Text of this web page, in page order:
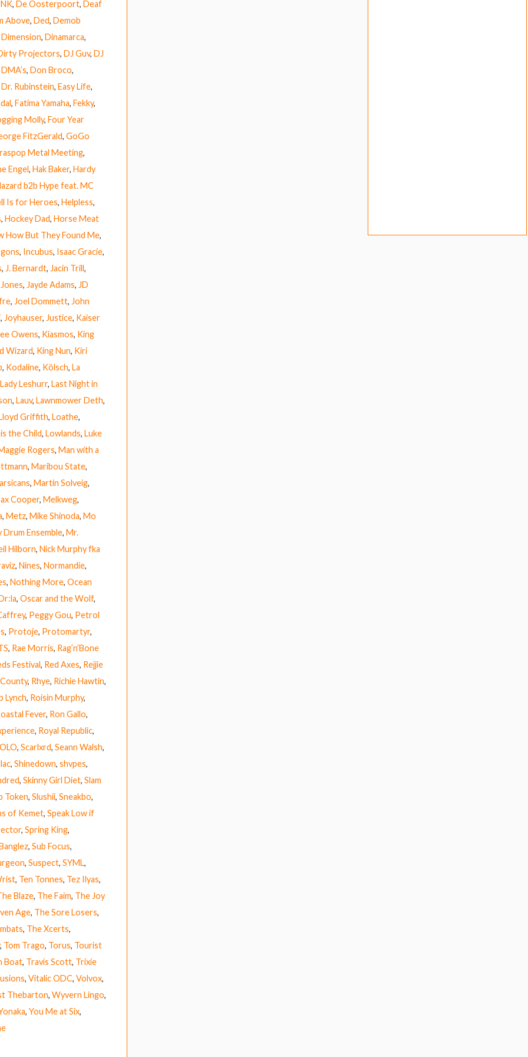
, De Oosterpoort, Deaf
Above, Ded, Demob
Dimension, Dinamarca,
Projectors, DJ Guv, DJ
DMA’s, Don Broco,
Dr. Rubinstein, Easy Life,
, Fatima Yamaha, Fekky,
Molly, Four Year
FitzGerald, GoGo
Metal Meeting,
Engel, Hak Baker, Hardy
b2b Hype feat. MC
Is for Heroes, Helpless,
, Hockey Dad, Horse Meat
How But They Found Me,
, Incubus, Isaac Gracie,
, J. Bernardt, Jacin Trill,
, Jayde Adams, JD
, Joel Dommett, John
, Joyhauser, Justice, Kaiser
Owens, Kiasmos, King
Wizard, King Nun, Kiri
, Kodaline, Kölsch, La
Lady Leshurr, Last Night in
, Lauv, Lawnmower Deth,
Griffith, Loathe,
the Child, Lowlands, Luke
Rogers, Man with a
, Maribou State,
, Martin Solveig,
Cooper, Melkweg,
, Metz, Mike Shinoda, Mo
Ensemble, Mr.
Hilborn, Nick Murphy fka
, Nines, Normandie,
, Nothing More, Ocean
, Oscar and the Wolf,
, Peggy Gou, Petrol
, Protoje, Protomartyr,
, Rae Morris, Rag’n’Bone
Festival, Red Axes, Rejjie
, Rhye, Richie Hawtin,
Lynch, Roisin Murphy,
Fever, Ron Gallo,
, Royal Republic,
, Scarlxrd, Seann Walsh,
, Shinedown, shvpes,
, Skinny Girl Diet, Slam
Token, Slushii, Sneakbo,
of Kemet, Speak Low if
, Spring King,
, Sub Focus,
, Suspect, SYML,
, Ten Tonnes, Tez Ilyas,
Blaze, The Faim, The Joy
Age, The Sore Losers,
, The Xcerts,
, Tom Trago, Torus, Tourist
Boat, Travis Scott, Trixie
, Vitalic ODC, Volvox,
Thebarton, Wyvern Lingo,
, You Me at Six,